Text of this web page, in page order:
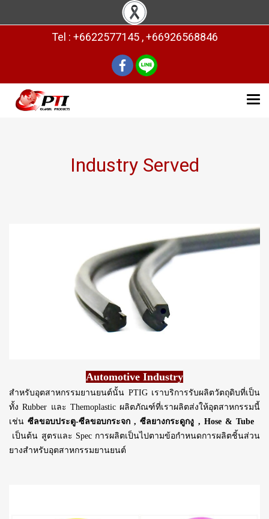
Tel : +6622577145 , +66926568846
Industry Served
Automotive Industry
สำหรับอุตสาหกรรมยานยนต์นั้น PTIG เราบริการรับผลิตวัตถุดิบที่เป็น
ทั้ง Rubber และ Themoplastic ผลิตภัณฑ์ที่เราผลิตส่งให้อุตสาหกรรมนี้
เช่นซีลขอบประตู-ซีลขอบกระจก , ซีลยางกระดูกงู , Hose & Tube
เป็นต้น สูตรและ Spec การผลิตเป็นไปตามข้อกำหนดการผลิตชิ้นส่วน
ยางสำหรับอุตสาหกรรมยานยนต์